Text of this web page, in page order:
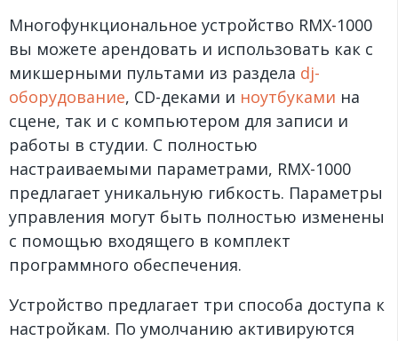
Многофункциональное устройство RMX-1000
вы можете арендовать и использовать как с
микшерными пультами из раздела dj-
оборудование, CD-деками и ноутбуками на
сцене, так и с компьютером для записи и
работы в студии. С полностью
настраиваемыми параметрами, RMX-1000
предлагает уникальную гибкость. Параметры
управления могут быть полностью изменены
с помощью входящего в комплект
программного обеспечения.
Устройство предлагает три способа доступа к
настройкам. По умолчанию активируются